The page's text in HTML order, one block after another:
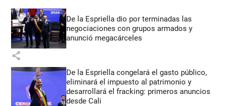
De la Espriella dio por terminadas las
negociaciones con grupos armados y
anunció megacárceles
share
De la Espriella congelará el gasto público,
eliminará el impuesto al patrimonio y
desarrollará el fracking: primeros anuncios
desde Cali